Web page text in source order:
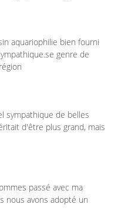
aquariophilie bien fourni
genre de
sympathique de belles
d'être plus grand, mais
passé avec ma
nous avons adopté un